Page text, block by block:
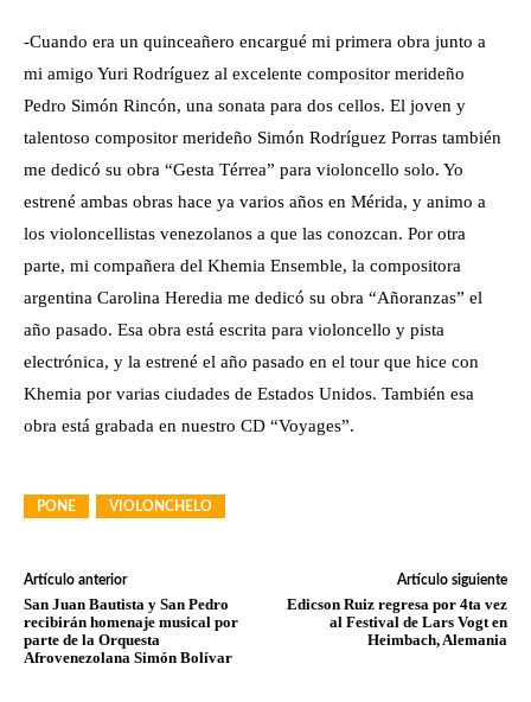
-Cuando era un quinceañero encargué mi primera obra junto a
mi amigo Yuri Rodríguez al excelente compositor merideño
Pedro Simón Rincón, una sonata para dos cellos. El joven y
talentoso compositor merideño Simón Rodríguez Porras también
me dedicó su obra “Gesta Térrea” para violoncello solo. Yo
estrené ambas obras hace ya varios años en Mérida, y animo a
los violoncellistas venezolanos a que las conozcan. Por otra
parte, mi compañera del Khemia Ensemble, la compositora
argentina Carolina Heredia me dedicó su obra “Añoranzas” el
año pasado. Esa obra está escrita para violoncello y pista
electrónica, y la estrené el año pasado en el tour que hice con
Khemia por varias ciudades de Estados Unidos. También esa
obra está grabada en nuestro CD “Voyages”.
PONE VIOLONCHELO
Artículo anterior
San Juan Bautista y San Pedro
recibirán homenaje musical por
parte de la Orquesta
Afrovenezolana Simón Bolívar
Artículo siguiente
Edicson Ruiz regresa por 4ta vez
al Festival de Lars Vogt en
Heimbach, Alemania